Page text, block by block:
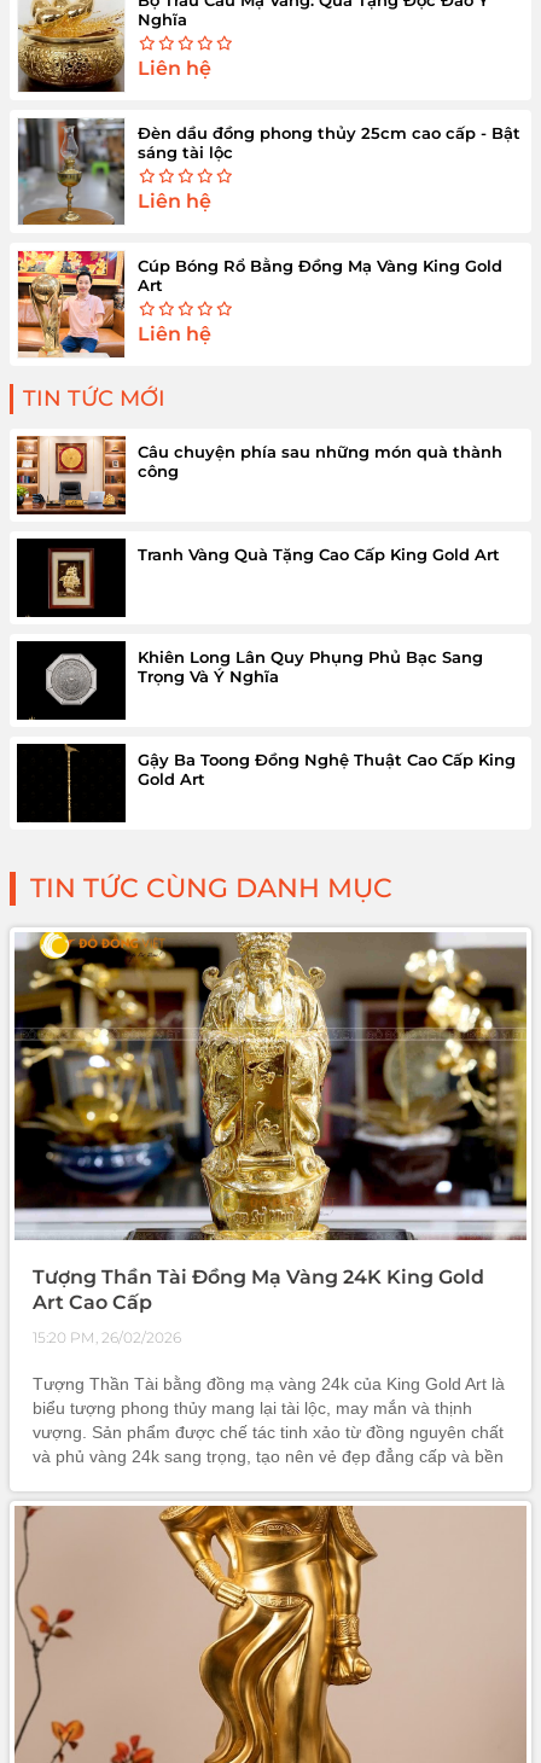
Nghĩa
Liên hệ
Đèn dầu đồng phong thủy 25cm cao cấp - Bật
sáng tài lộc
Liên hệ
Cúp Bóng Rổ Bằng Đồng Mạ Vàng King Gold
Art
Liên hệ
TIN TỨC MỚI
Câu chuyện phía sau những món quà thành
công
Tranh Vàng Quà Tặng Cao Cấp King Gold Art
Khiên Long Lân Quy Phụng Phủ Bạc Sang
Trọng Và Ý Nghĩa
Gậy Ba Toong Đồng Nghệ Thuật Cao Cấp King
Gold Art
TIN TỨC CÙNG DANH MỤC
Tượng Thần Tài Đồng Mạ Vàng 24K King Gold
Art Cao Cấp
15:20 PM, 26/02/2026
Tượng Thần Tài bằng đồng mạ vàng 24k của King Gold Art là
biểu tượng phong thủy mang lại tài lộc, may mắn và thịnh
vượng. Sản phẩm được chế tác tinh xảo từ đồng nguyên chất
và phủ vàng 24k sang trọng, tạo nên vẻ đẹp đẳng cấp và bền
hợp trưng bày trong nhà hoặc cửa hàng kinh doanh nhằm thu
hút vượng khí và tài vận.